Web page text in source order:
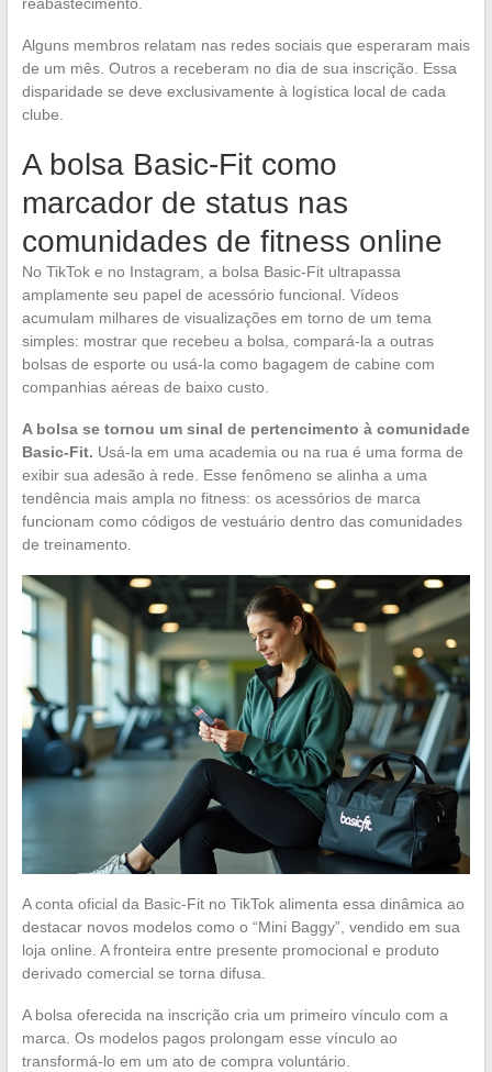
Alguns membros relatam nas redes sociais que esperaram mais
de um mês. Outros a receberam no dia de sua inscrição. Essa
disparidade se deve exclusivamente à logística local de cada
clube.
A bolsa Basic-Fit como
marcador de status nas
comunidades de fitness online
No TikTok e no Instagram, a bolsa Basic-Fit ultrapassa
amplamente seu papel de acessório funcional. Vídeos
acumulam milhares de visualizações em torno de um tema
simples: mostrar que recebeu a bolsa, compará-la a outras
bolsas de esporte ou usá-la como bagagem de cabine com
companhias aéreas de baixo custo.
A bolsa se tornou um sinal de pertencimento à comunidade
Basic-Fit. Usá-la em uma academia ou na rua é uma forma de
exibir sua adesão à rede. Esse fenômeno se alinha a uma
tendência mais ampla no fitness: os acessórios de marca
funcionam como códigos de vestuário dentro das comunidades
de treinamento.
A conta oficial da Basic-Fit no TikTok alimenta essa dinâmica ao
destacar novos modelos como o “Mini Baggy”, vendido em sua
loja online. A fronteira entre presente promocional e produto
derivado comercial se torna difusa.
A bolsa oferecida na inscrição cria um primeiro vínculo com a
marca. Os modelos pagos prolongam esse vínculo ao
transformá-lo em um ato de compra voluntário.